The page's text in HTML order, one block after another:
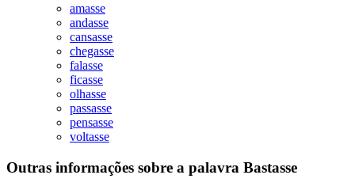
amasse
andasse
cansasse
chegasse
falasse
ficasse
olhasse
passasse
pensasse
voltasse
Outras informações sobre a palavra Bastasse